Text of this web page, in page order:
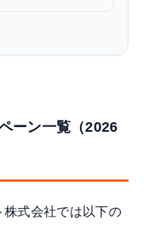
ーン一覧（2026
式会社では以下の